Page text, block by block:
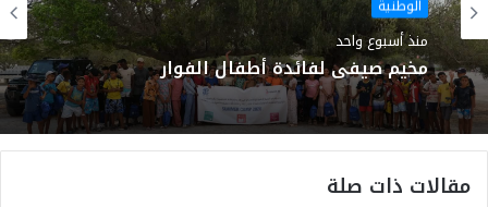
الوطنية
منذ أسبوع واحد
مخيم صيفي لفائدة أطفال الفوار
الوطنية
منذ أسبوع واحد
الحمامات عاصمة للمال والأعمال: الملتقى
مقالات ذات صلة